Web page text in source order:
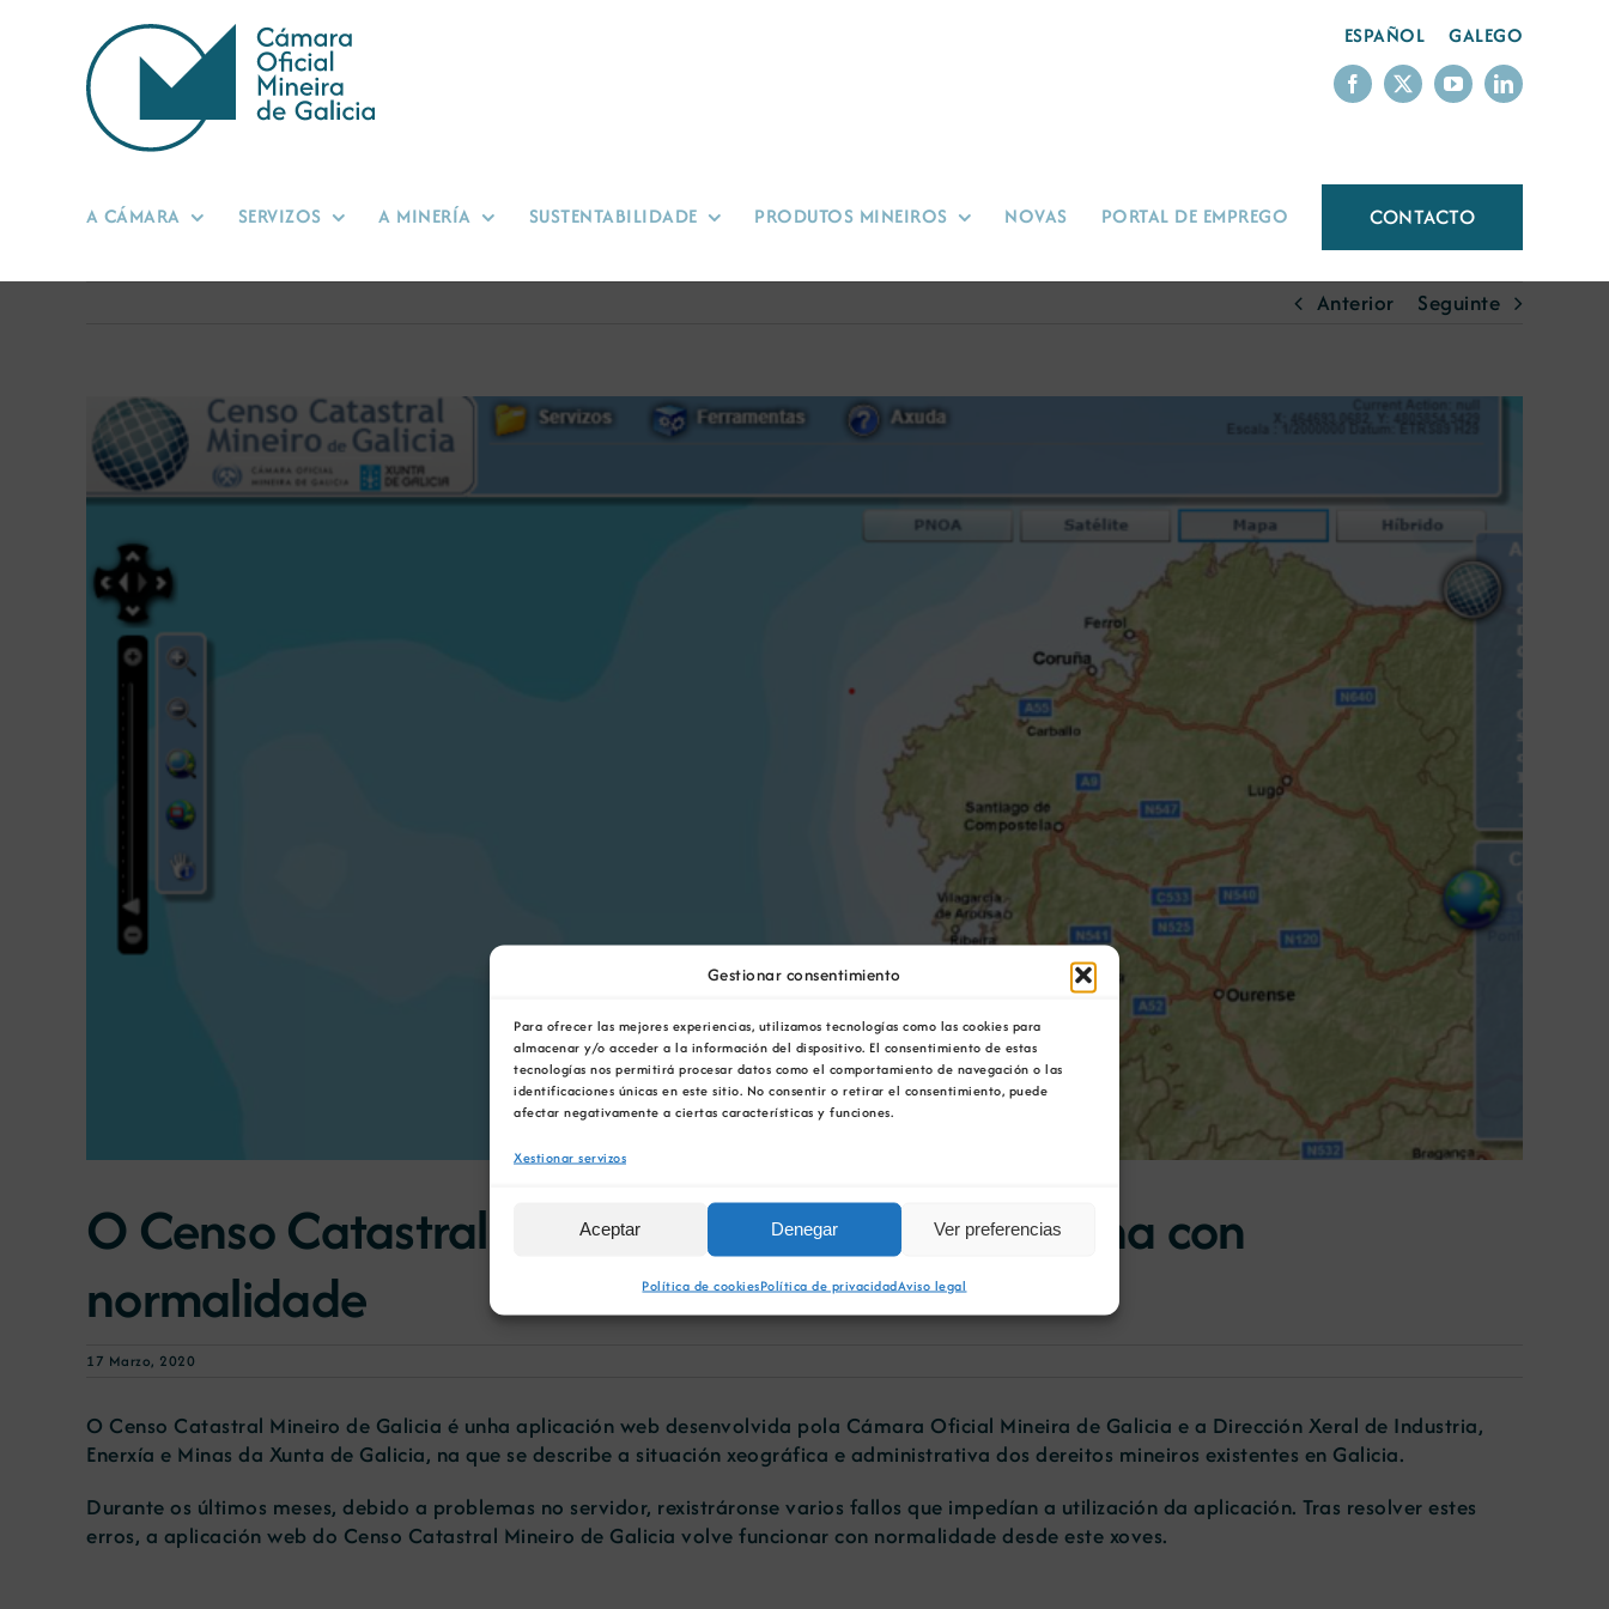
Gestionar consentimiento
Para ofrecer las mejores experiencias, utilizamos tecnologías como las cookies para
almacenar y/o acceder a la información del dispositivo. El consentimiento de estas
tecnologías nos permitirá procesar datos como el comportamiento de navegación o las
identificaciones únicas en este sitio. No consentir o retirar el consentimiento, puede
afectar negativamente a ciertas características y funciones.
Xestionar servizos
Aceptar Denegar Ver preferencias
Política de cookiesPolítica de privacidadAviso legal
ESPAÑOL GALEGO
A CÁMARA SERVIZOS A MINERÍA SUSTENTABILIDADE PRODUTOS MINEIROS NOVAS PORTAL DE EMPREGO CONTACTO
Anterior Seguinte
View
Larger
Image
O Censo Catastral Mineiro de Galicia xa funciona con
normalidade
17 Marzo, 2020
O Censo Catastral Mineiro de Galicia é unha aplicación web desenvolvida pola Cámara Oficial Mineira de Galicia e a Dirección Xeral de Industria,
Enerxía e Minas da Xunta de Galicia, na que se describe a situación xeográfica e administrativa dos dereitos mineiros existentes en Galicia.
Durante os últimos meses, debido a problemas no servidor, rexistráronse varios fallos que impedían a utilización da aplicación. Tras resolver estes
erros, a aplicación web do Censo Catastral Mineiro de Galicia volve funcionar con normalidade desde este xoves.